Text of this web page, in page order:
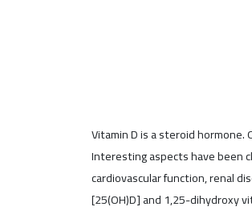
Vitamin D is a steroid
Interesting aspects have been
cardiovascular function, renal
[25(OH)D] and 1,25-dihydroxy